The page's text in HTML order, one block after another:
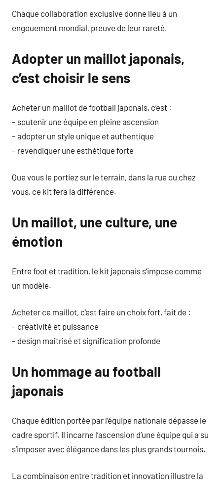
Chaque collaboration exclusive donne lieu à un
engouement mondial, preuve de leur rareté.
Adopter un maillot japonais,
c’est choisir le sens
Acheter un maillot de football japonais, c’est :
– soutenir une équipe en pleine ascension
– adopter un style unique et authentique
– revendiquer une esthétique forte
Que vous le portiez sur le terrain, dans la rue ou chez
vous, ce kit fera la différence.
Un maillot, une culture, une
émotion
Entre foot et tradition, le kit japonais s’impose comme
un modèle.
Acheter ce maillot, c’est faire un choix fort, fait de :
– créativité et puissance
– design maîtrisé et signification profonde
Un hommage au football
japonais
Chaque édition portée par l’équipe nationale dépasse le
cadre sportif. Il incarne l’ascension d’une équipe qui a su
s’imposer avec élégance dans les plus grands tournois.
La combinaison entre tradition et innovation illustre la